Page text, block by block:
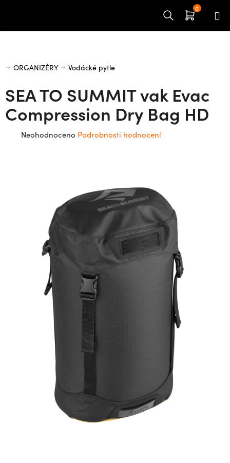
Domů
ORGANIZÉRY Vodácké pytle
SEA TO SUMMIT vak Evac
Compression Dry Bag HD
Průměrné
Neohodnoceno Podrobnosti hodnocení